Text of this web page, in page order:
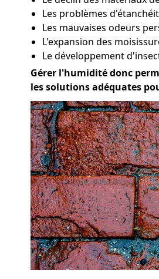
Les problèmes
Les mauvaises odeurs
L'expansion des
Le développement
Gérer l'humidité donc
les solutions adéquates